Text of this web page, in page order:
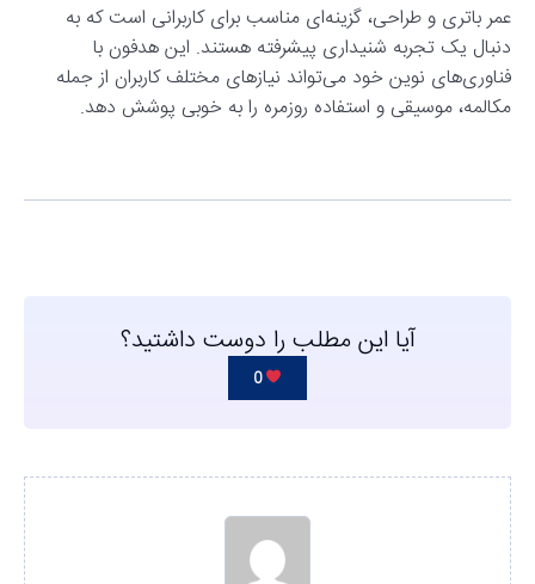
عمر باتری و طراحی، گزینه‌ای مناسب برای کاربرانی است که به
دنبال یک تجربه شنیداری پیشرفته هستند. این هدفون با
فناوری‌های نوین خود می‌تواند نیازهای مختلف کاربران از جمله
مکالمه، موسیقی و استفاده روزمره را به خوبی پوشش دهد.
آیا این مطلب را دوست داشتید؟
0